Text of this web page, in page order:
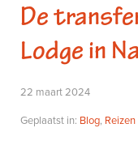
De
Lodge in
22 maart 2024
Geplaatst in: Blog, Reizen